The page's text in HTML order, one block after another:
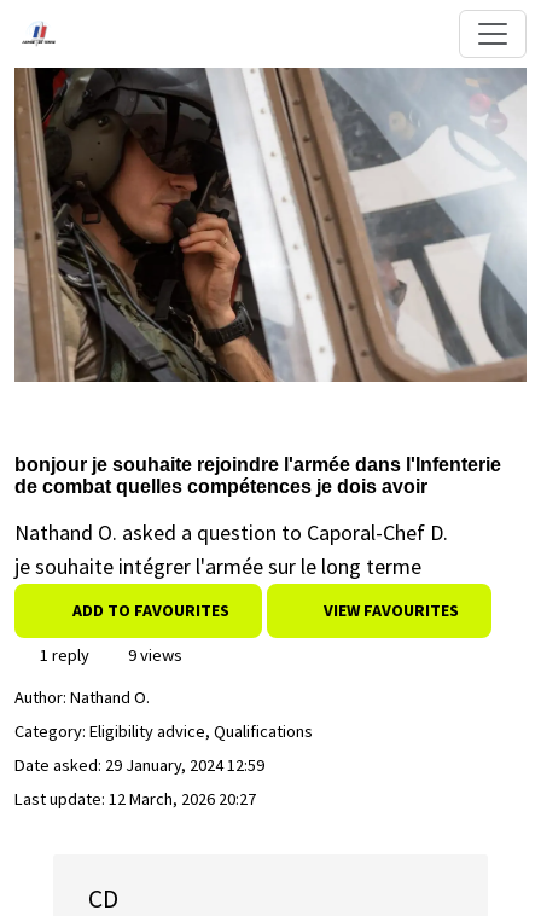
bonjour je souhaite rejoindre l'armée dans l'Infenterie
de combat quelles compétences je dois avoir
Nathand O. asked a question to Caporal-Chef D.
je souhaite intégrer l'armée sur le long terme
ADD TO FAVOURITES VIEW FAVOURITES
1 reply
9 views
Author: Nathand O.
Category: Eligibility advice, Qualifications
Date asked: 29 January, 2024 12:59
Last update: 12 March, 2026 20:27
CD